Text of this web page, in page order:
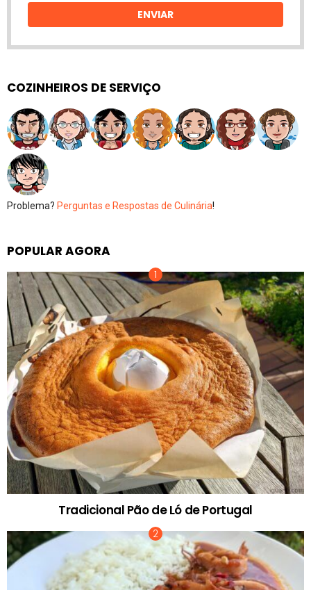
ENVIAR
COZINHEIROS DE SERVIÇO
Problema? Perguntas e Respostas de Culinária!
POPULAR AGORA
Tradicional Pão de Ló de Portugal